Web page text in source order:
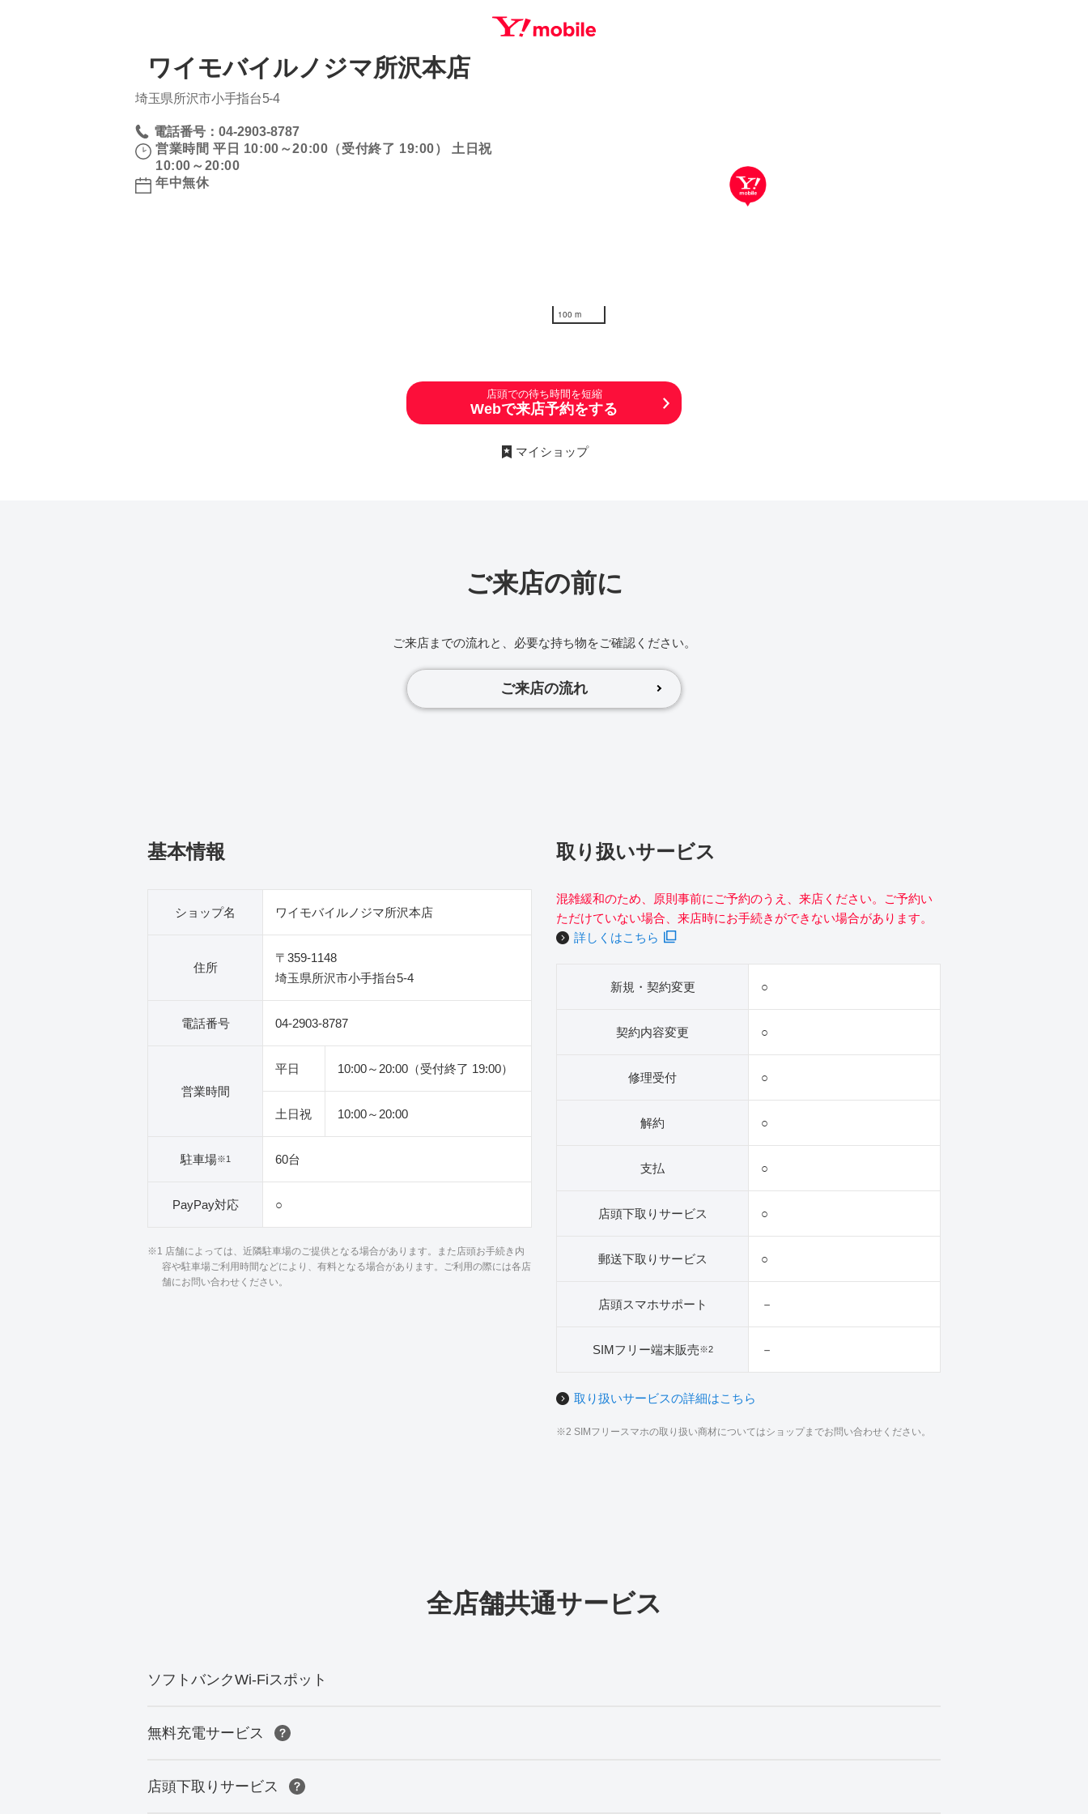
ワイモバイルノジマ所沢本店
埼玉県所沢市小手指台5‐4
電話番号：04-2903-8787
営業時間 平日 10:00～20:00（受付終了 19:00） 土日祝
10:00～20:00
年中無休
100 m
店頭での待ち時間を短縮
Webで来店予約をする
マイショップ
ご来店の前に
ご来店までの流れと、必要な持ち物をご確認ください。
ご来店の流れ
基本情報
ショップ名 ワイモバイルノジマ所沢本店
住所
〒359-1148
埼玉県所沢市小手指台5‐4
電話番号 04-2903-8787
営業時間
平日 10:00～20:00（受付終了 19:00）
土日祝 10:00～20:00
駐車場※1 60台
PayPay対応 ○
※1 店舗によっては、近隣駐車場のご提供となる場合があります。また店頭お手続き内
容や駐車場ご利用時間などにより、有料となる場合があります。ご利用の際には各店
舗にお問い合わせください。
取り扱いサービス
混雑緩和のため、原則事前にご予約のうえ、来店ください。ご予約い
ただけていない場合、来店時にお手続きができない場合があります。
詳しくはこちら
新規・契約変更 ○
契約内容変更 ○
修理受付 ○
解約 ○
支払 ○
店頭下取りサービス ○
郵送下取りサービス ○
店頭スマホサポート －
SIMフリー端末販売※2 －
取り扱いサービスの詳細はこちら
※2 SIMフリースマホの取り扱い商材についてはショップまでお問い合わせください。
全店舗共通サービス
ソフトバンクWi-Fiスポット
無料充電サービス
店頭下取りサービス